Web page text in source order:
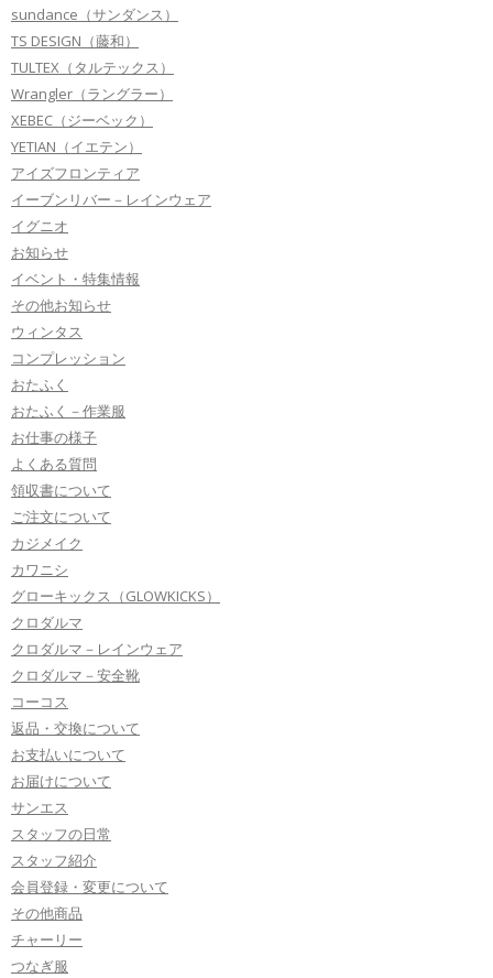
sundance（サンダンス）
TS DESIGN（藤和）
TULTEX（タルテックス）
Wrangler（ラングラー）
XEBEC（ジーベック）
YETIAN（イエテン）
アイズフロンティア
イーブンリバー－レインウェア
イグニオ
お知らせ
イベント・特集情報
その他お知らせ
ウィンタス
コンプレッション
おたふく
おたふく－作業服
お仕事の様子
よくある質問
領収書について
ご注文について
カジメイク
カワニシ
グローキックス（GLOWKICKS）
クロダルマ
クロダルマ－レインウェア
クロダルマ－安全靴
コーコス
返品・交換について
お支払いについて
お届けについて
サンエス
スタッフの日常
スタッフ紹介
会員登録・変更について
その他商品
チャーリー
つなぎ服